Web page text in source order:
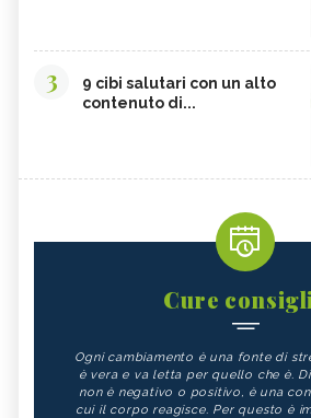
3
9 cibi salutari con un alto
contenuto di...
Cure
Ogni cambiamento è una fonte di
è vera e va letta per quello che è.
non è negativo o positivo, è una
cui il corpo reagisce. Per questo è